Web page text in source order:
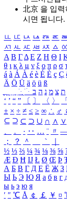
北京 을 입력
시면 됩니다.
ㅥ ㅦ ㅧ ㅨ ㅩ ㅪ
ㅺ ㅻ ㅼ ㅽ ㅾ ㅿ
Α Β ΓΔ Ε Ζ Η Θ Ι
θ ι κ λ μ ν ξ ο π ρ σ
á à Á À é è É È ç Ç
Ä Ö Ü ä ö ü ß
ִֶֹ ֻּ ׁׂ ת צ מ נ ה ב
‘ ’ “ ” 〔 〕 〈 〉 「
± × ÷ ≠ ≤ ≥ ∞ ∴ ♂
⊆ ⊇ ⊂ ⊃ ∪ ∩ ∧ ∨
、
。 · ‥ … ¨ 〃
；
？ ＾ ｀
½ ⅓ ⅔ ¼ ¾ ⅛ ⅜ ⅝
Æ Ð Ħ Ĳ Ł Ø Œ Þ
А Б В Г Д Е Ё Ж З
Ы Ь Э Ю Я а б в г
ы ь э ю я
′ ″ ℃ Å ￠ ￡ ￥ ¤